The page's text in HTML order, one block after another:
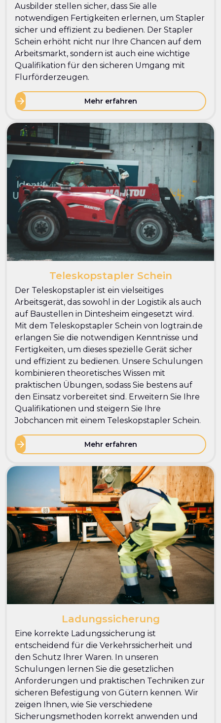
Ausbilder stellen sicher, dass Sie alle
notwendigen Fertigkeiten erlernen, um Stapler
sicher und effizient zu bedienen. Der Stapler
Schein erhöht nicht nur Ihre Chancen auf dem
Arbeitsmarkt, sondern ist auch eine wichtige
Qualifikation für den sicheren Umgang mit
Flurförderzeugen.
Mehr erfahren
Teleskopstapler Schein
Der Teleskopstapler ist ein vielseitiges
Arbeitsgerät, das sowohl in der Logistik als auch
auf Baustellen in Dintesheim eingesetzt wird.
Mit dem Teleskopstapler Schein von logtrain.de
erlangen Sie die notwendigen Kenntnisse und
Fertigkeiten, um dieses spezielle Gerät sicher
und effizient zu bedienen. Unsere Schulungen
kombinieren theoretisches Wissen mit
praktischen Übungen, sodass Sie bestens auf
den Einsatz vorbereitet sind. Erweitern Sie Ihre
Qualifikationen und steigern Sie Ihre
Jobchancen mit einem Teleskopstapler Schein.
Mehr erfahren
Ladungssicherung
Eine korrekte Ladungssicherung ist
entscheidend für die Verkehrssicherheit und
den Schutz Ihrer Waren. In unseren
Schulungen lernen Sie die gesetzlichen
Anforderungen und praktischen Techniken zur
sicheren Befestigung von Gütern kennen. Wir
zeigen Ihnen, wie Sie verschiedene
Sicherungsmethoden korrekt anwenden und